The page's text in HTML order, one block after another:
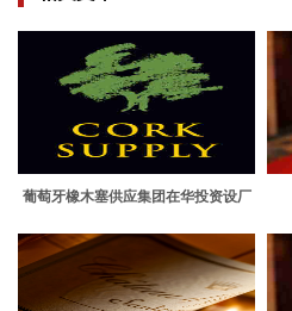
葡萄牙橡木塞供应集团在华投资设厂